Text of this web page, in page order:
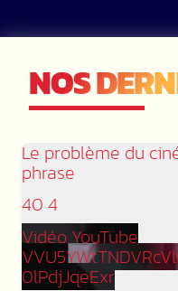
NOS
Le problème du
phrase
40 4
Vidéo YouTube
0lPdjJqeExr